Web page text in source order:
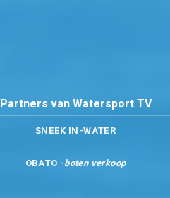
Partners van Watersport TV
SNEEK IN-WATER
OBATO -boten verkoop